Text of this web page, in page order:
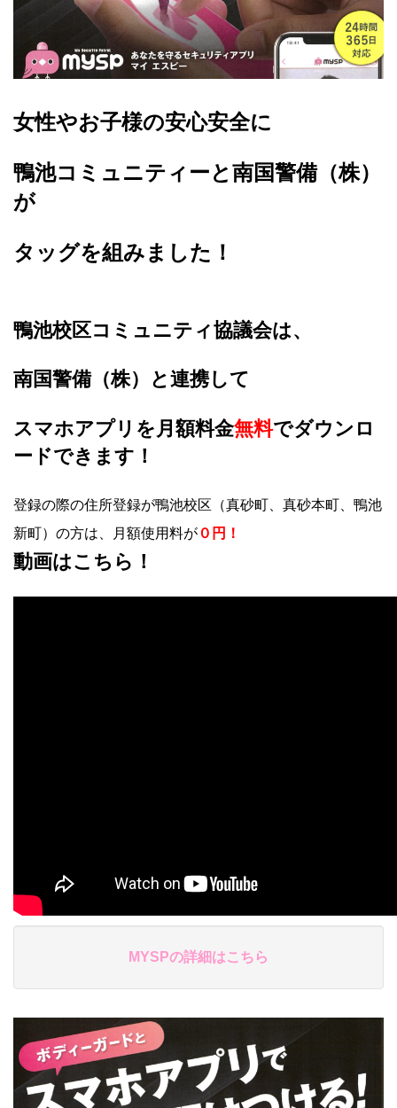
女性やお子様の安心安全に
鴨池コミュニティーと南国警備（株）
が
タッグを組みました！
鴨池校区コミュニティ協議会は、
南国警備（株）と連携して
スマホアプリを月額料金無料でダウンロ
ードできます！
登録の際の住所登録が鴨池校区（真砂町、真砂本町、鴨池
新町）の方は、月額使用料が０円！
動画はこちら！
MYSPの詳細はこちら